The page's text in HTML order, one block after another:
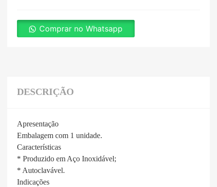
Comprar no Whatsapp
DESCRIÇÃO
Apresentação
Embalagem com 1 unidade.
Características
* Produzido em Aço Inoxidável;
* Autoclavável.
Indicações